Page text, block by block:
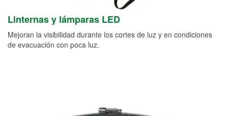
Linternas y lámparas LED
Mejoran la visibilidad durante los cortes de luz y en condiciones
de evacuación con poca luz.